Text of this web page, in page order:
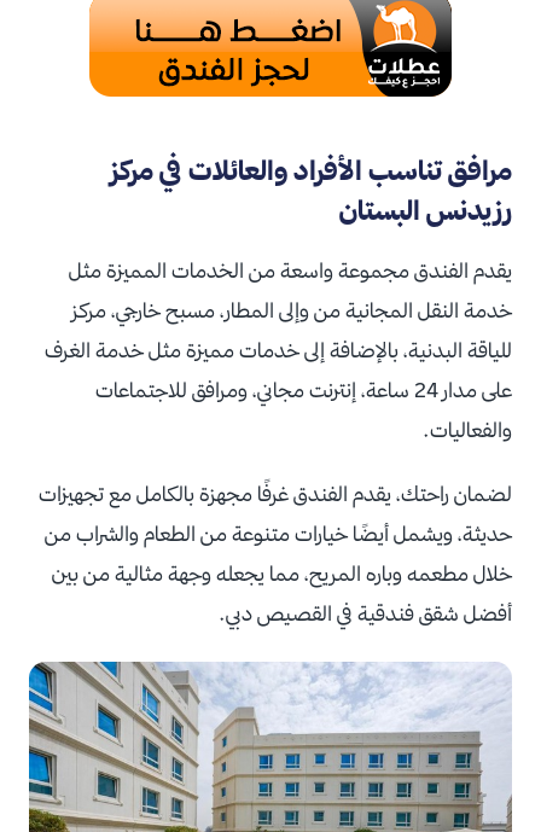
مرافق تناسب الأفراد والعائلات في مركز
رزيدنس البستان
يقدم الفندق مجموعة واسعة من الخدمات المميزة مثل
خدمة النقل المجانية من وإلى المطار، مسبح خارجي، مركز
للياقة البدنية، بالإضافة إلى خدمات مميزة مثل خدمة الغرف
على مدار 24 ساعة، إنترنت مجاني، ومرافق للاجتماعات
والفعاليات.
لضمان راحتك، يقدم الفندق غرفًا مجهزة بالكامل مع تجهيزات
حديثة، ويشمل أيضًا خيارات متنوعة من الطعام والشراب من
خلال مطعمه وباره المريح، مما يجعله وجهة مثالية من بين
أفضل شقق فندقية في القصيص دبي.